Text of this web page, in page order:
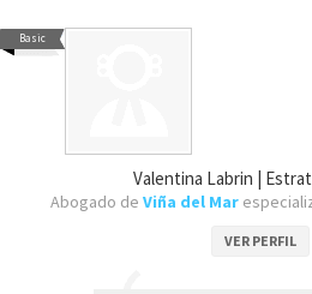
Basic
Valentina Labrin |
Abogado de Viña del Mar
VER PERFIL